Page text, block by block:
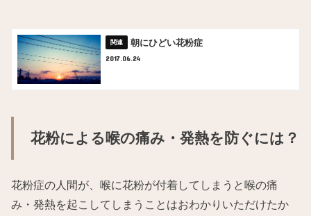
朝にひどい花粉症
2017.06.24
花粉による喉の痛み・発熱を防ぐには？
花粉症の人間が、喉に花粉が付着してしまうと喉の痛
み・発熱を起こしてしまうことはおわかりいただけたか